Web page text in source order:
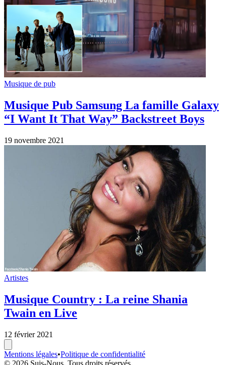
Artistes
Musique Country : La reine Shania
Twain en Live
12 février 2021
Mentions légales•Politique de confidentialité
© 2026 Suis-Nous. Tous droits réservés.